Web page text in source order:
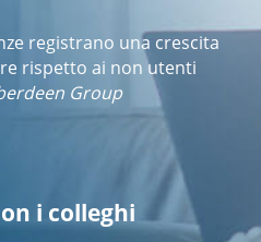
registrano una crescita
rispetto ai non utenti
Group
i colleghi